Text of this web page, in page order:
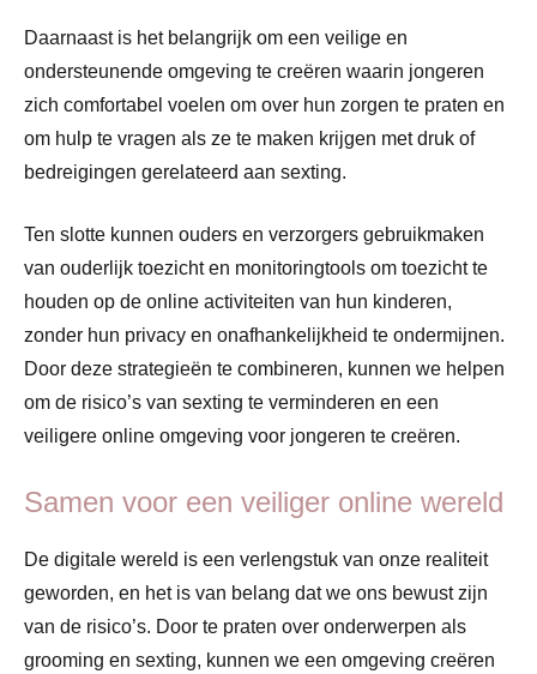
Daarnaast is het belangrijk om een veilige en
ondersteunende omgeving te creëren waarin jongeren
zich comfortabel voelen om over hun zorgen te praten en
om hulp te vragen als ze te maken krijgen met druk of
bedreigingen gerelateerd aan sexting.
Ten slotte kunnen ouders en verzorgers gebruikmaken
van ouderlijk toezicht en monitoringtools om toezicht te
houden op de online activiteiten van hun kinderen,
zonder hun privacy en onafhankelijkheid te ondermijnen.
Door deze strategieën te combineren, kunnen we helpen
om de risico’s van sexting te verminderen en een
veiligere online omgeving voor jongeren te creëren.
Samen voor een veiliger online wereld
De digitale wereld is een verlengstuk van onze realiteit
geworden, en het is van belang dat we ons bewust zijn
van de risico’s. Door te praten over onderwerpen als
grooming en sexting, kunnen we een omgeving creëren